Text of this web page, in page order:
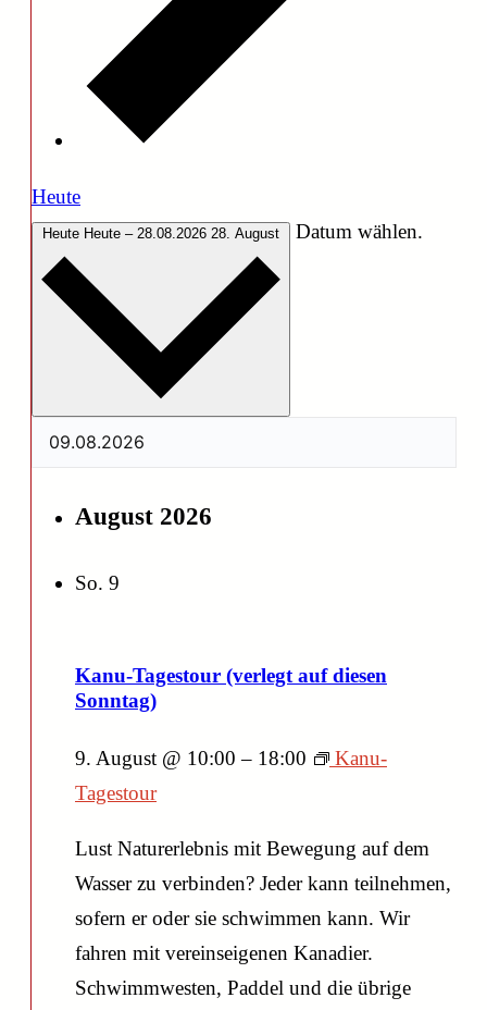
Heute
Heute Heute – 28.08.2026 28. August Datum wählen.
August 2026
So. 9
Kanu-Tagestour (verlegt auf diesen
Sonntag)
9. August @ 10:00 – 18:00
Kanu-
Tagestour
Lust Naturerlebnis mit Bewegung auf dem
Wasser zu verbinden? Jeder kann teilnehmen,
sofern er oder sie schwimmen kann. Wir
fahren mit vereinseigenen Kanadier.
Schwimmwesten, Paddel und die übrige